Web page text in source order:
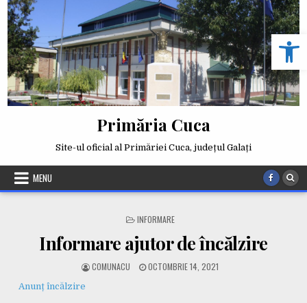
Skip
to
content
Primăria Cuca
Site-ul oficial al Primăriei Cuca, județul Galați
MENU
POSTED
INFORMARE
Informare ajutor de încălzire
AUTHOR:
COMUNACU
PUBLISHED
OCTOMBRIE 14, 2021
Anunț încălzire